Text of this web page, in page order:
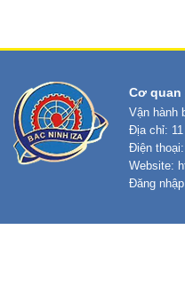
Cơ quan
Vận hành
Địa chỉ:
Điện
Website:
Đăng nhập